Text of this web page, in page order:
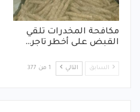
مكافحة المخدرات تلقي
القبض على أخطر تاجر…
السابق التالي 1 من 377